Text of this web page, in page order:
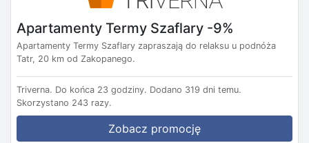
Apartamenty Termy Szaflary -9%
Apartamenty Termy Szaflary zapraszają do relaksu u podnóża
Tatr, 20 km od Zakopanego.
Triverna. Do końca 23 godziny. Dodano 319 dni temu.
Skorzystano 243 razy.
Zobacz promocję